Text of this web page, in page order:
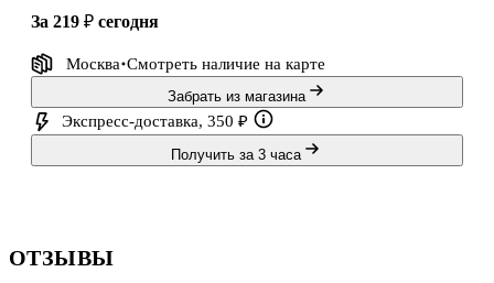
за 219 ₽ сегодня
Москва Смотреть наличие на карте
Забрать из магазина
Экспресс-доставка, 350 ₽
Получить за 3 часа
ОТЗЫВЫ